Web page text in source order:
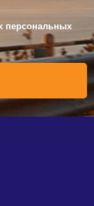
персональных